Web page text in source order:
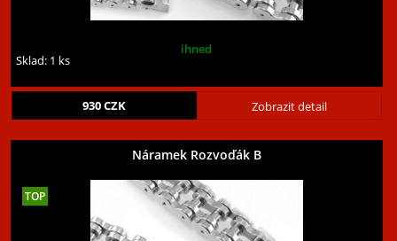
ihned
Sklad: 1 ks
Zobrazit detail
930CZK
Náramek Rozvoďák B